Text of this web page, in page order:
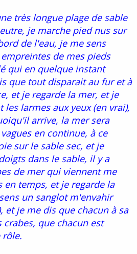
très longue plage de sable
je marche pied nus sur
de l'eau, je me sens
de mes pieds
qui en quelque instant
que tout disparait au fur et à
et je regarde la mer, et je
larmes aux yeux (en vrai),
arrive, la mer sera
en continue, à ce
sur le sable sec, et je
dans le sable, il y a
de mer qui viennent me
temps, et je regarde la
un sanglot m'envahir
et je me dis que chacun à sa
que chacun est
rôle.